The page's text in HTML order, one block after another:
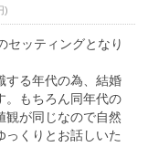
)
セッティングとなり
する年代の為、結婚
。もちろん同年代の
観が同じなので自然
っくりとお話しいた